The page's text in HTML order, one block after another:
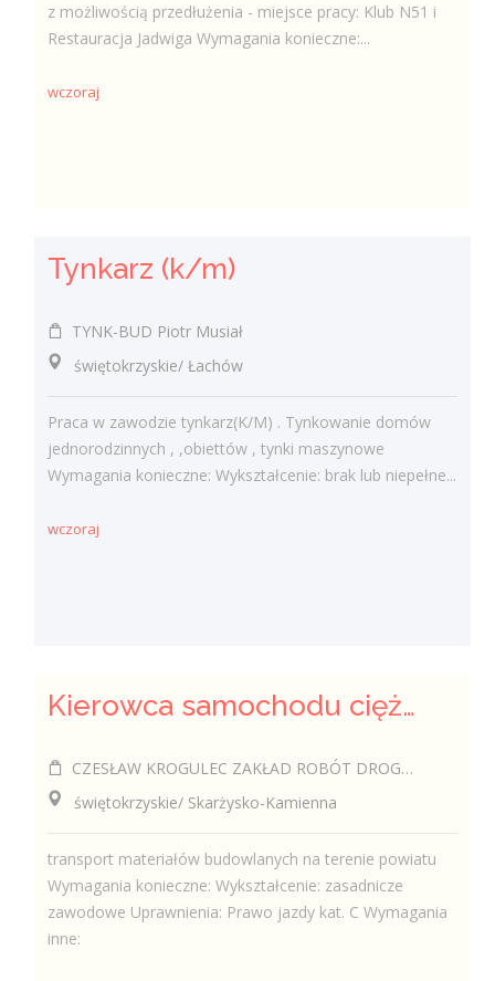
z możliwością przedłużenia - miejsce pracy: Klub N51 i
Restauracja Jadwiga Wymagania konieczne:...
wczoraj
Tynkarz (k/m)
TYNK-BUD Piotr Musiał
świętokrzyskie/ Łachów
Praca w zawodzie tynkarz(K/M) . Tynkowanie domów
jednorodzinnych , ,obiettów , tynki maszynowe
Wymagania konieczne: Wykształcenie: brak lub niepełne...
wczoraj
Kierowca samochodu ciężarowego (k/m)
CZESŁAW KROGULEC ZAKŁAD ROBÓT DROGOWYCH "KROGULEC"
świętokrzyskie/ Skarżysko-Kamienna
transport materiałów budowlanych na terenie powiatu
Wymagania konieczne: Wykształcenie: zasadnicze
zawodowe Uprawnienia: Prawo jazdy kat. C Wymagania
inne: